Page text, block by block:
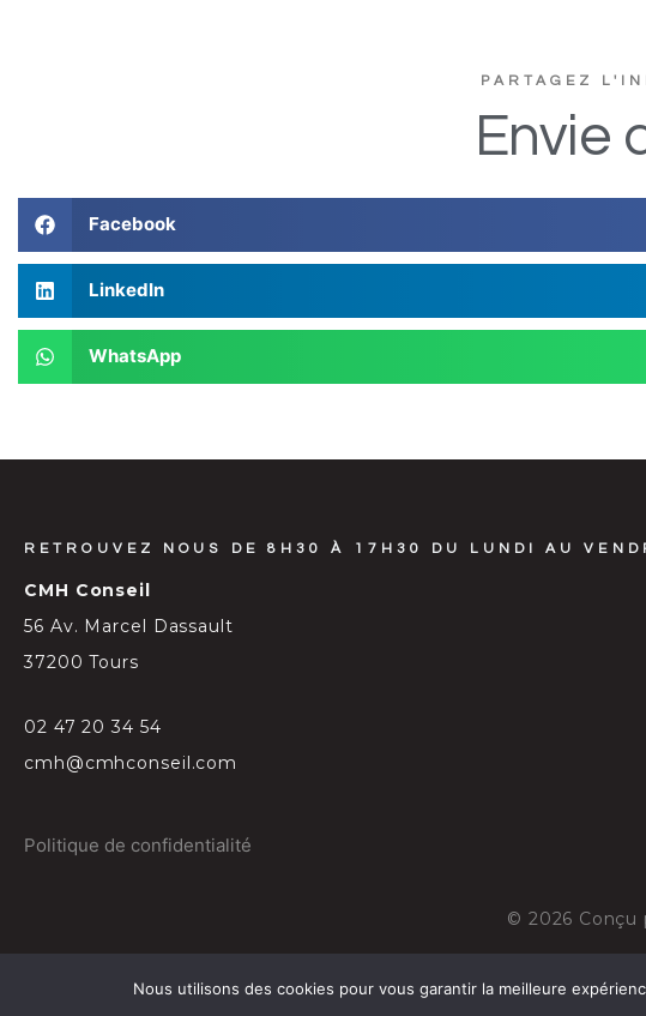
PARTAGEZ
Envie
Facebook
LinkedIn
WhatsApp
RETROUVEZ NOUS DE 8H30 À 17H30 DU LUNDI AU
CMH Conseil
56 Av. Marcel Dassault
37200 Tours
02 47 20 34 54
cmh@cmhconseil.com
Politique de confidentialité
© 2026 Conçu
Nous utilisons des cookies pour vous garantir la meilleure